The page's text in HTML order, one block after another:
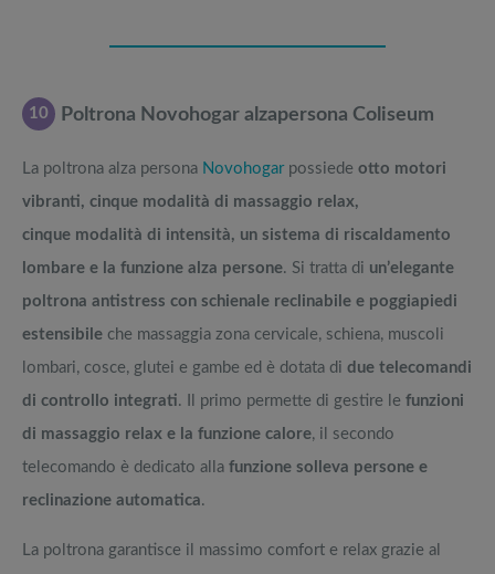
10 Poltrona Novohogar alzapersona Coliseum
La poltrona alza persona Novohogarpossiede otto motori
vibranti, cinque modalità di massaggio relax,
cinque modalità di intensità, un sistema di riscaldamento
lombare e la funzione alza persone. Si tratta di un’elegante
poltrona antistress con schienale reclinabile e poggiapiedi
estensibile che massaggia zona cervicale, schiena, muscoli
lombari, cosce, glutei e gambe ed è dotata di due telecomandi
di controllo integrati. Il primo permette di gestire le funzioni
di massaggio relax e la funzione calore, il secondo
telecomando è dedicato alla funzione solleva persone e
reclinazione automatica.
La poltrona garantisce il massimo comfort e relax grazie al